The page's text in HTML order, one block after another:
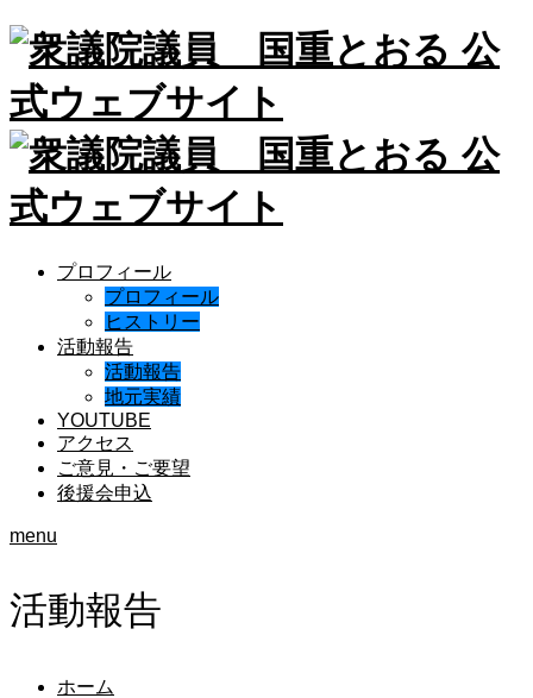
プロフィール
プロフィール
ヒストリー
活動報告
活動報告
地元実績
YOUTUBE
アクセス
ご意見・ご要望
後援会申込
menu
活動報告
ホーム